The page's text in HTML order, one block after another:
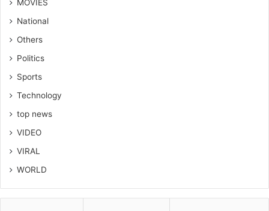
MOVIES
National
Others
Politics
Sports
Technology
top news
VIDEO
VIRAL
WORLD